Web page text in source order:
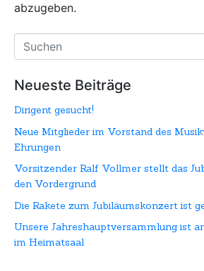
abzugeben.
Neueste Beiträge
Dirigent gesucht!
Neue Mitglieder im Vorstand des
Ehrungen
Vorsitzender Ralf Vollmer stellt das
den Vordergrund
Die Rakete zum Jubiläumskonzert ist
Unsere Jahreshauptversammlung ist
im Heimatsaal